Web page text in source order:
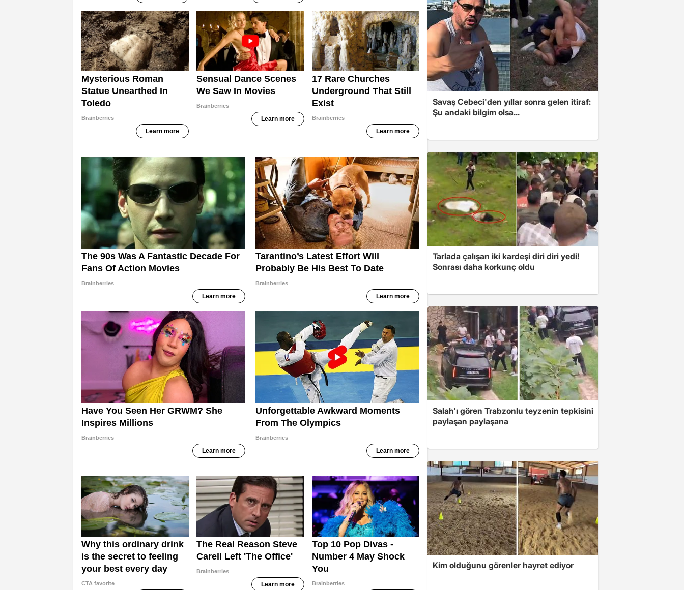
Savaş Cebeci'den yıllar sonra gelen itiraf:
Şu andaki bilgim olsa...
Tarlada çalışan iki kardeşi diri diri yedi!
Sonrası daha korkunç oldu
Salah'ı gören Trabzonlu teyzenin tepkisini
paylaşan paylaşana
Kim olduğunu görenler hayret ediyor